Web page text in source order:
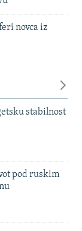
novca iz
stabilnost
pod ruskim